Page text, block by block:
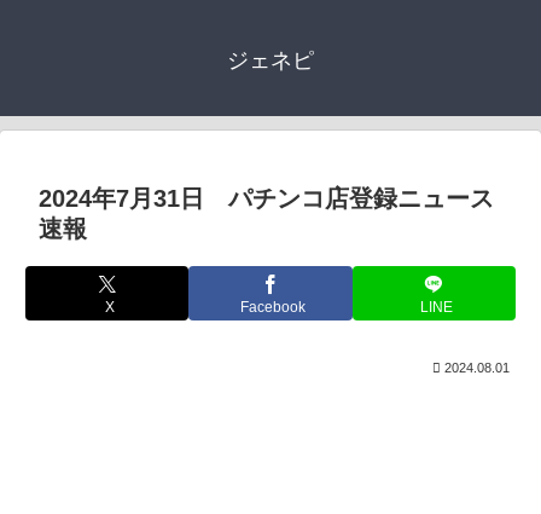
ジェネピ
2024年7月31日 パチンコ店登録ニュース
速報
X Facebook LINE
2024.08.01